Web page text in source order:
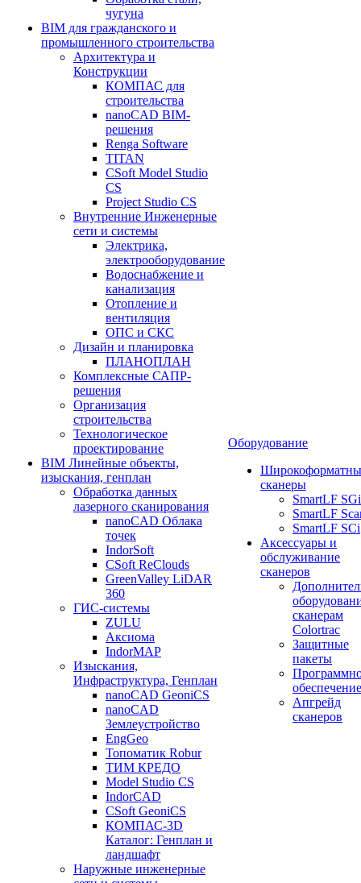
чугуна
BIM для гражданского и
промышленного строительства
Архитектура и
Конструкции
КОМПАС для
строительства
nanoCAD BIM-
решения
Renga Software
TITAN
CSoft Model Studio
CS
Project Studio CS
Внутренние Инженерные
сети и системы
Электрика,
электрооборудование
Водоснабжение и
канализация
Отопление и
вентиляция
ОПС и СКС
Дизайн и планировка
ПЛАНОПЛАН
Комплексные САПР-
решения
Организация
строительства
Технологическое
проектирование
BIM Линейные объекты,
изыскания, генплан
Обработка данных
лазерного сканирования
nanoCAD Облака
точек
IndorSoft
CSoft ReClouds
GreenValley LiDAR
360
ГИС-системы
ZULU
Аксиома
IndorMAP
Изыскания,
Инфраструктура, Генплан
nanoCAD GeoniCS
nanoCAD
Землеустройство
EngGeo
Топоматик Robur
ТИМ КРЕДО
Model Studio CS
IndorCAD
CSoft GeoniCS
КОМПАС-3D
Каталог: Генплан и
ландшафт
Наружные инженерные
Оборудование
сканеры
SmartLF SGi
SmartLF
SmartLF SCi
Аксессуары и
обслуживание
сканеров
сканерам
Colortrac
Защитные
пакеты
обеспечение
Апгрейд
сканеров